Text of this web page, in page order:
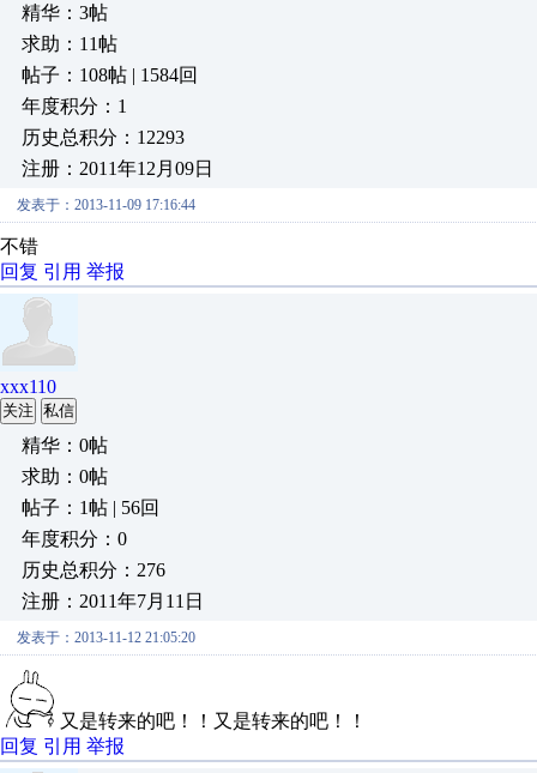
精华：3帖
求助：11帖
帖子：108帖 | 1584回
年度积分：1
历史总积分：12293
注册：2011年12月09日
发表于：2013-11-09 17:16:44
不错
回复 引用 举报
xxx110
关注 私信
精华：0帖
求助：0帖
帖子：1帖 | 56回
年度积分：0
历史总积分：276
注册：2011年7月11日
发表于：2013-11-12 21:05:20
又是转来的吧！！又是转来的吧！！
回复 引用 举报